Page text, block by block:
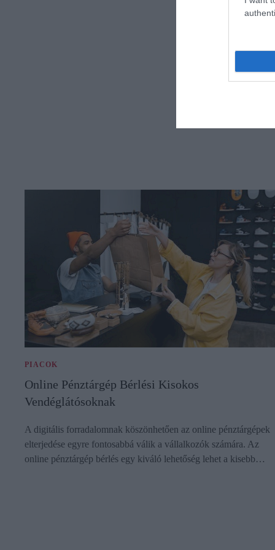
PIACOK
Online Pénztárgép Bérlési Kisokos
Vendéglátósoknak
A digitális forradalomnak köszönhetően az online pénztárgépek
elterjedése egyre fontosabbá válik a vállalkozók számára. Az
online pénztárgép bérlés egy kiváló lehetőség lehet a kisebb…